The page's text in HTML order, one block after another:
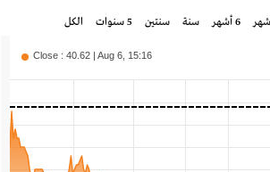
6 أشهر سنة سنتين 5 سنوات الكل
Close : 40.62 | Aug 6, 15:16